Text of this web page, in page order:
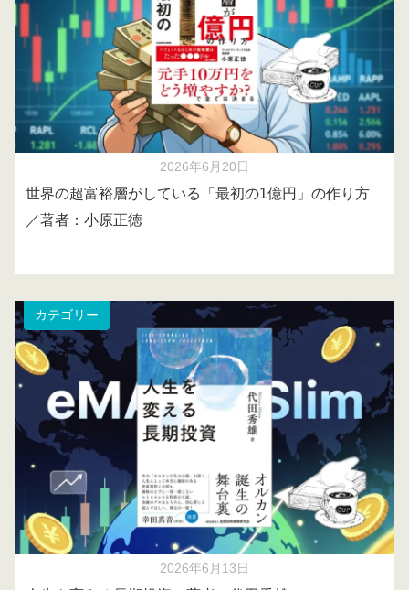
2026年6月20日
世界の超富裕層がしている「最初の1億円」の作り方
／著者：小原正徳
カテゴリー
2026年6月13日